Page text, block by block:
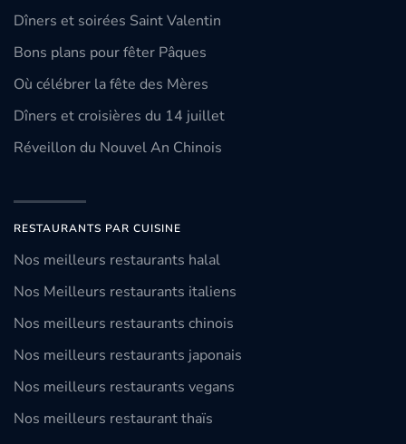
Dîners et soirées Saint Valentin
Bons plans pour fêter Pâques
Où célébrer la fête des Mères
Dîners et croisières du 14 juillet
Réveillon du Nouvel An Chinois
RESTAURANTS PAR CUISINE
Nos meilleurs restaurants halal
Nos Meilleurs restaurants italiens
Nos meilleurs restaurants chinois
Nos meilleurs restaurants japonais
Nos meilleurs restaurants vegans
Nos meilleurs restaurant thaïs